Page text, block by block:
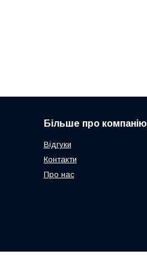
Більше про компанію
Відгуки
Контакти
Про нас